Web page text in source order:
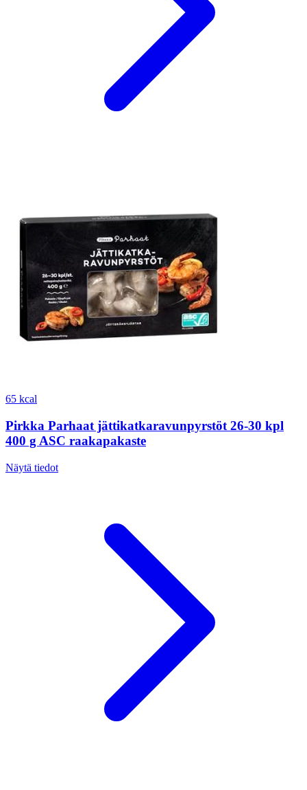
65 kcal
Pirkka Parhaat jättikatkaravunpyrstöt 26-30 kpl
400 g ASC raakapakaste
Näytä tiedot